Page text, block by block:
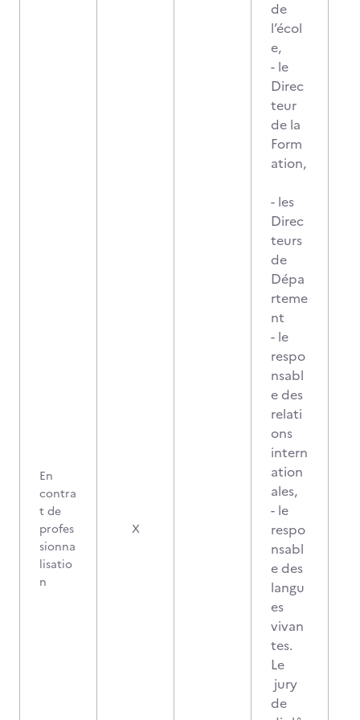
En
contra
t de
profes
sionna
lisatio
n
X
de
l’écol
e,
- le
Direc
teur
de la
Form
ation,
- les
Direc
teurs
de
Dépa
rteme
nt
- le
respo
nsabl
e des
relati
ons
intern
ation
ales,
- le
respo
nsabl
e des
langu
es
vivan
tes.
Le
jury
de